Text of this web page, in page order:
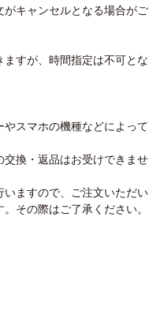
キャンセルとなる場合がご
すが、時間指定は不可とな
やスマホの機種などによって
交換・返品はお受けできませ
いますので、ご注文いただい
その際はご了承ください。